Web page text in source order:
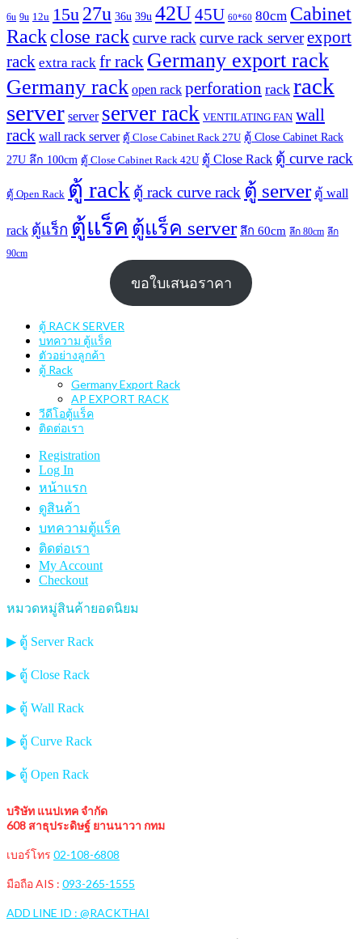
6u 9u 12u 15u 27u 36u 39u 42U45U 60*60 80cm Cabinet
Rackclose rackcurve rack curve rack serverexport
rack extra rack fr rack Germany export rack
Germany rack open rack perforation rack rack
server server server rack VENTILATING FAN wall
rack wall rack server ตู้ Close Cabinet Rack 27U ตู้ Close Cabinet Rack
27U ลึก 100cm ตู้ Close Cabinet Rack 42U ตู้ Close Rack ตู้ curve rack
ตู้ Open Rack ตู้ rack ตู้ rack curve rack ตู้ server ตู้ wall
rack ตู้แร็ก ตู้แร็ค ตู้แร็ค server ลึก 60cm ลึก 80cm ลึก
90cm
ขอใบเสนอราคา
ตู้ RACK SERVER
บทความ ตู้แร็ค
ตัวอย่างลูกค้า
ตู้ Rack
Germany Export Rack
AP EXPORT RACK
วีดีโอตู้แร็ค
ติดต่อเรา
Registration
Log In
หน้าแรก
ดูสินค้า
บทความตู้แร็ค
ติดต่อเรา
My Account
Checkout
หมวดหมู่สินค้ายอดนิยม
▶ ตู้ Server Rack
▶ ตู้ Close Rack
▶ ตู้ Wall Rack
▶ ตู้ Curve Rack
▶ ตู้ Open Rack
บริษัท แนปเทค จำกัด
608 สาธุประดิษฐ์ ยานนาวา กทม
เบอร์โทร 02-108-6808
มือถือ AIS : 093-265-1555
ADD LINE ID : @RACKTHAI